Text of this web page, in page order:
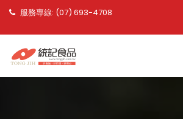
服務專線: (07) 693-4708